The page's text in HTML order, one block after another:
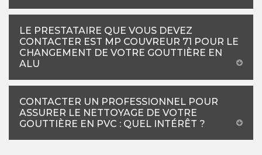
LE PRESTATAIRE QUE VOUS DEVEZ
CONTACTER EST MP COUVREUR 71 POUR LE
CHANGEMENT DE VOTRE GOUTTIÈRE EN
ALU
CONTACTER UN PROFESSIONNEL POUR
ASSURER LE NETTOYAGE DE VOTRE
GOUTTIÈRE EN PVC : QUEL INTÉRÊT ?